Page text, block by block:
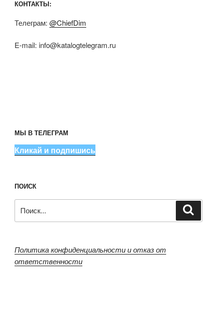
КОНТАКТЫ:
Телеграм: @ChiefDim
E-mail: info@katalogtelegram.ru
МЫ В ТЕЛЕГРАМ
Кликай и подпишись
ПОИСК
Политика конфиденциальности и отказ от
ответственности